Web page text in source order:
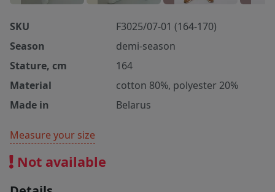
SKU
F3025/07-01 (164-170)
Season
demi-season
Stature, cm
164
Material
cotton 80%, polyester 20%
Made in
Belarus
Measure your size
Not available